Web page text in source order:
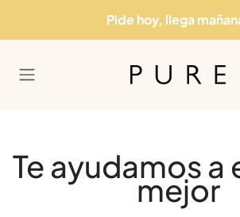
Pide hoy, llega
Te ayudamos a
mejor